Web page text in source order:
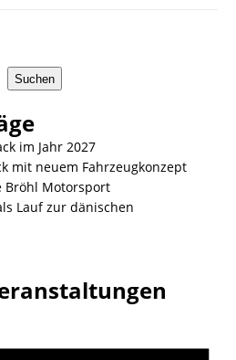
Suchen
im Jahr 2027
mit neuem Fahrzeugkonzept
Bröhl Motorsport
Lauf zur dänischen